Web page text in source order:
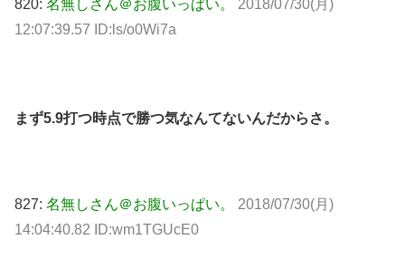
820: 名無しさん＠お腹いっぱい。
2018/07/30(月)
12:07:39.57 ID:ls/o0Wi7a
まず5.9打つ時点で勝つ気なんてないんだからさ。
827: 名無しさん＠お腹いっぱい。
2018/07/30(月)
14:04:40.82 ID:wm1TGUcE0